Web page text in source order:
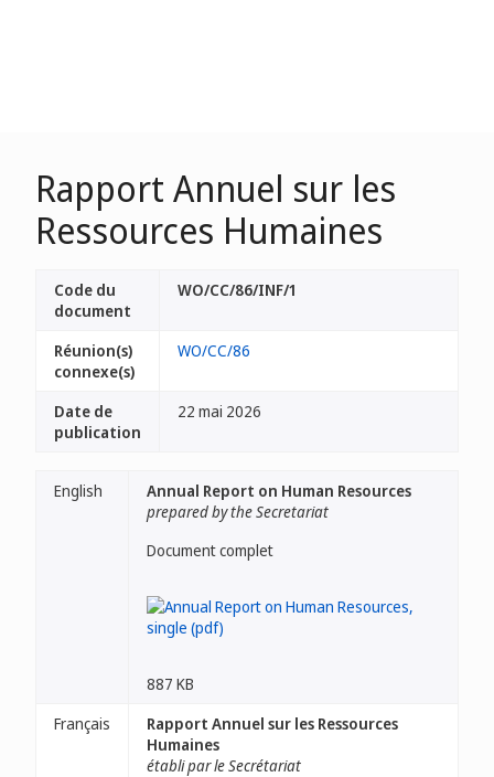
Rapport Annuel sur les
Ressources Humaines
Code du
document
WO/CC/86/INF/1
Réunion(s)
connexe(s)
WO/CC/86
Date de
publication
22 mai 2026
English
Annual Report on Human Resources
prepared by the Secretariat
Document complet
887 KB
Français
Rapport Annuel sur les Ressources
Humaines
établi par le Secrétariat